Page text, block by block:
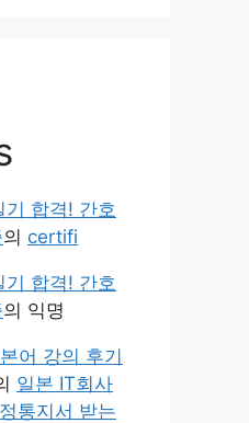
기 합격! 간호
의 certifi
기 합격! 간호
의 익명
어 강의 후기
일본 IT회사
통지서 받는